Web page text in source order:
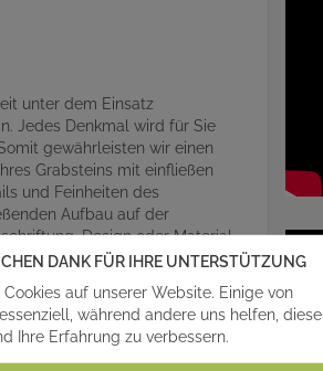
unter dem Einsatz
Jedes Denkmal wird für Sie
gewährleisten wir einen
Grabsteins mit einfließen
und Feinheiten des
Aufbau auf der
Design oder Material
Gern steht Ihnen unser
Grabmalentwurf.
DANK FÜR IHRE UNTERSTÜTZUNG
auf unserer Website. Einige von
während andere uns helfen, diese
Ihre Erfahrung zu verbessern.